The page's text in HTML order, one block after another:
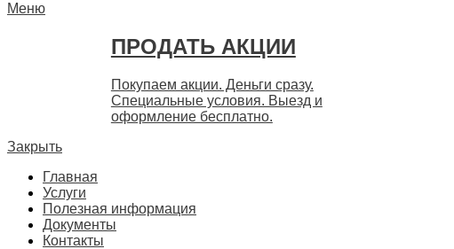
Меню
ПРОДАТЬ АКЦИИ
Покупаем акции. Деньги сразу.
Специальные условия. Выезд и
оформление бесплатно.
Закрыть
Главная
Услуги
Полезная информация
Документы
Контакты